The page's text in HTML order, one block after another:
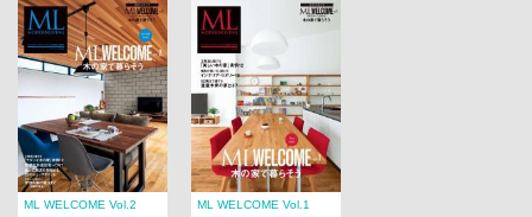
ML WELCOME Vol.2 ML WELCOME Vol.1